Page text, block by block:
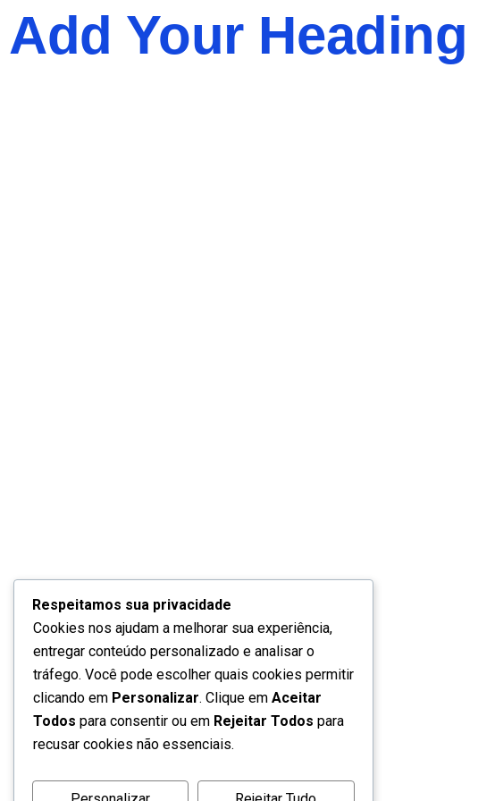
Add Your
Respeitamos sua privacidade
Cookies nos ajudam a melhorar sua experiência,
entregar conteúdo personalizado e analisar o
tráfego. Você pode escolher quais cookies permitir
clicando em Personalizar. Clique em Aceitar
Todos para consentir ou em Rejeitar Todos para
recusar cookies não essenciais.